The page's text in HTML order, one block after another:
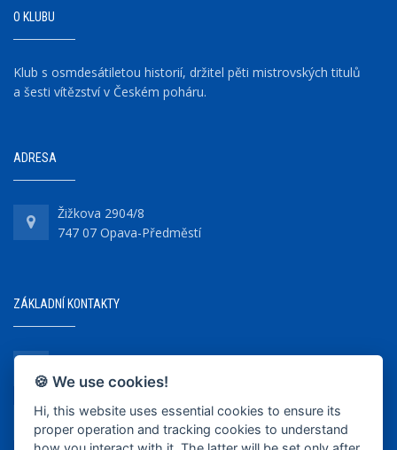
O KLUBU
Klub s osmdesátiletou historií, držitel pěti mistrovských titulů
a šesti vítězství v Českém poháru.
ADRESA
Žižkova 2904/8
747 07 Opava-Předměstí
ZÁKLADNÍ KONTAKTY
+420 737 218 679
info@bkopava.cz
www.bkopava.cz
🍪 We use cookies!
Hi, this website uses essential cookies to ensure its
proper operation and tracking cookies to understand